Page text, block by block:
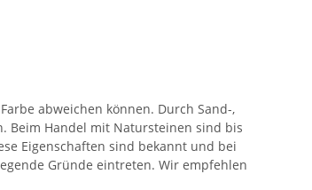
abweichen können. Durch Sand-,
Beim Handel mit Natursteinen sind bis
Eigenschaften sind bekannt und bei
Gründe eintreten. Wir empfehlen